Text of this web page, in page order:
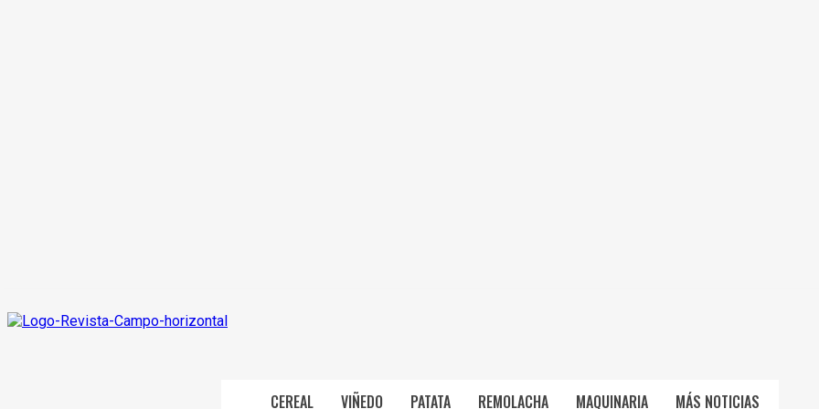
CEREAL VIÑEDO PATATA REMOLACHA MAQUINARIA MÁS NOTICIAS